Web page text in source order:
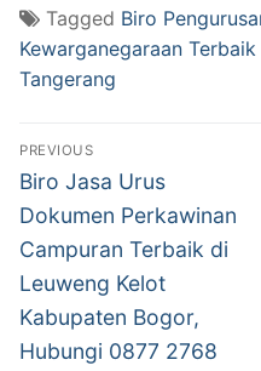
Tagged Biro
Kewarganegaraan
Tangerang
Post
navigation
PREVIOUS
Previous
post:
Biro Jasa Urus
Dokumen Perkawinan
Campuran Terbaik di
Leuweng Kelot
Kabupaten Bogor,
Hubungi 0877 2768